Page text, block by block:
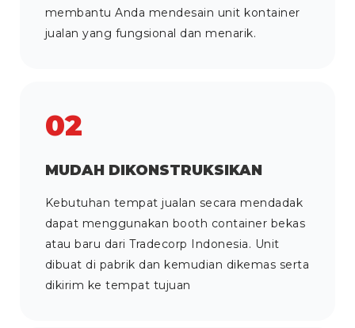
membantu Anda mendesain unit kontainer
jualan yang fungsional dan menarik.
02
MUDAH DIKONSTRUKSIKAN
Kebutuhan tempat jualan secara mendadak
dapat menggunakan booth container bekas
atau baru dari Tradecorp Indonesia. Unit
dibuat di pabrik dan kemudian dikemas serta
dikirim ke tempat tujuan